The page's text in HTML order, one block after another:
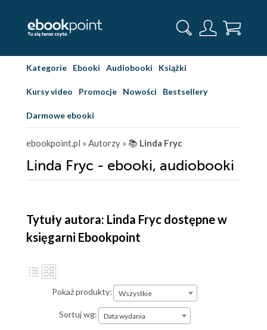
Kategorie Ebooki Audiobooki Książki
Kursy video Promocje Nowości Bestsellery
Darmowe ebooki
ebookpoint.pl » Autorzy » 📚 Linda Fryc
Linda Fryc - ebooki, audiobooki
Tytuły autora: Linda Fryc dostępne w
księgarni Ebookpoint
Pokaż produkty: Wszystkie
Sortuj wg: Data wydania